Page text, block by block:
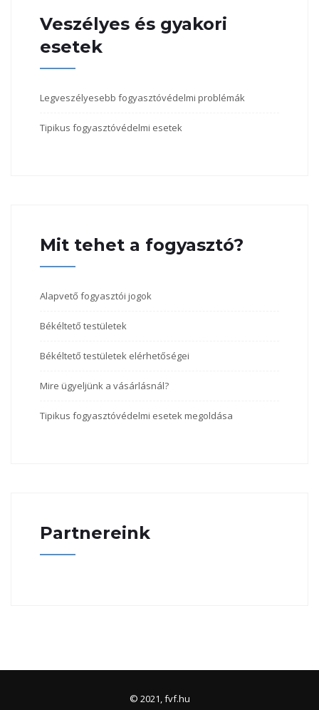
Veszélyes és gyakori
esetek
Legveszélyesebb fogyasztóvédelmi problémák
Tipikus fogyasztóvédelmi esetek
Mit tehet a fogyasztó?
Alapvető fogyasztói jogok
Békéltető testületek
Békéltető testületek elérhetőségei
Mire ügyeljünk a vásárlásnál?
Tipikus fogyasztóvédelmi esetek megoldása
Partnereink
© 2021, fvf.hu